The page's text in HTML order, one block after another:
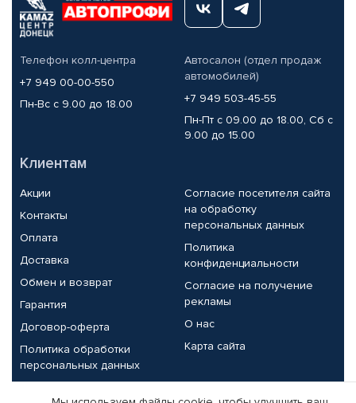
Телефон колл-центра
+7 949 00-00-550
Пн-Вс с 9.00 до 18.00
Автосалон (отдел продаж
автомобилей)
+7 949 503-45-55
Пн-Пт с 09.00 до 18.00, Сб с
9.00 до 15.00
Клиентам
Акции
Контакты
Оплата
Доставка
Обмен и возврат
Гарантия
Договор-оферта
Политика обработки
персональных данных
Согласие посетителя сайта
на обработку
персональных данных
Политика
конфиденциальности
Согласие на получение
рекламы
О нас
Карта сайта